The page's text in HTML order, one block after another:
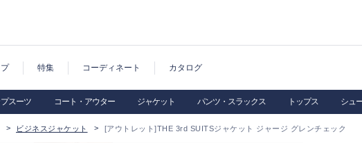
特集 コーディネート カタログ
スーツ コート・アウター ジャケット パンツ・スラックス トップス シュ
ビジネスジャケット [アウトレット]THE 3rd SUITSジャケット ジャージ グレンチェック